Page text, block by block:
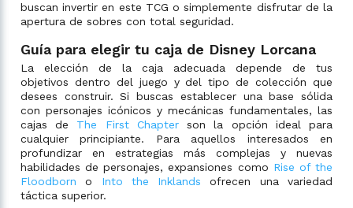
buscan invertir en este TCG o simplemente disfrutar de la
apertura de sobres con total seguridad.
Guía para elegir tu caja de Disney Lorcana
La elección de la caja adecuada depende de tus
objetivos dentro del juego y del tipo de colección que
desees construir. Si buscas establecer una base sólida
con personajes icónicos y mecánicas fundamentales, las
cajas de The First Chapterson la opción ideal para
cualquier principiante. Para aquellos interesados en
profundizar en estrategias más complejas y nuevas
habilidades de personajes, expansiones como Rise of the
Floodborn o Into the Inklands ofrecen una variedad
táctica superior.